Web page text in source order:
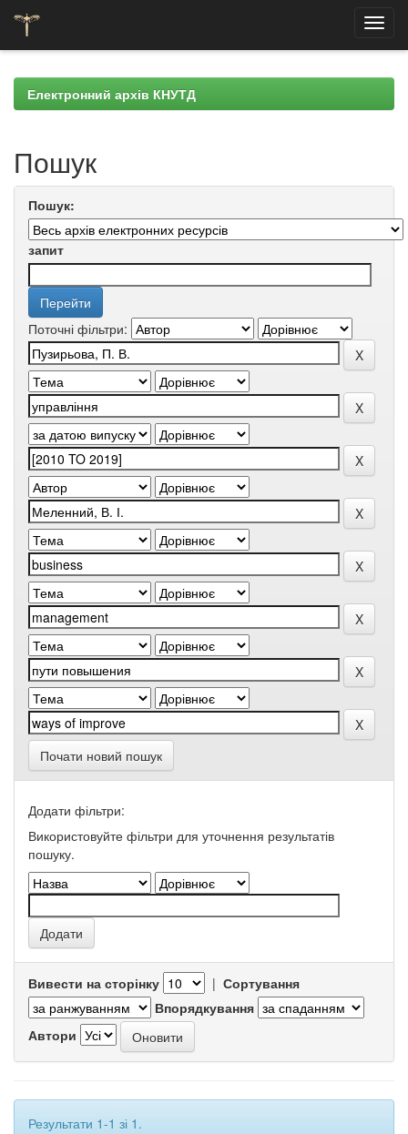
navigationЕлектронний архів КНУТД
Пошук
Пошук:
запит
Поточні фільтри:
Почати новий пошук
Додати фільтри:
Використовуйте фільтри для уточнення результатів
пошуку.
Вивести на сторінку | Сортування
Впорядкування
Автори
Результати 1-1 зі 1.